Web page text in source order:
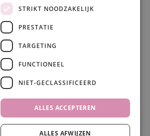
Disclaimer
STRIKT NOODZAKELIJK
PRESTATIE
TARGETING
FUNCTIONEEL
NIET-GECLASSIFICEERD
ALLES ACCEPTEREN
ALLES AFWIJZEN